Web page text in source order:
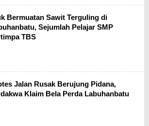
Bermuatan Sawit Terguling di
Sejumlah Pelajar SMP
TBS
Jalan Rusak Berujung Pidana,
Klaim Bela Perda Labuhanbatu